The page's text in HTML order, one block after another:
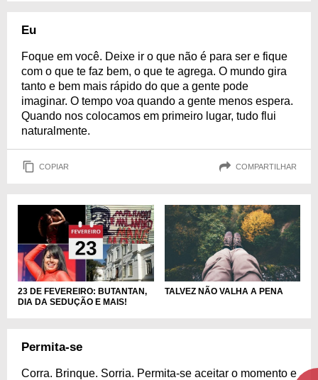
Eu
Foque em você. Deixe ir o que não é para ser e fique
com o que te faz bem, o que te agrega. O mundo gira
tanto e bem mais rápido do que a gente pode
imaginar. O tempo voa quando a gente menos espera.
Quando nos colocamos em primeiro lugar, tudo flui
naturalmente.
COPIAR COMPARTILHAR
23 DE FEVEREIRO: BUTANTAN,
DIA DA SEDUÇÃO E MAIS!
TALVEZ NÃO VALHA A PENA
Permita-se
Corra. Brinque. Sorria. Permita-se aceitar o momento e